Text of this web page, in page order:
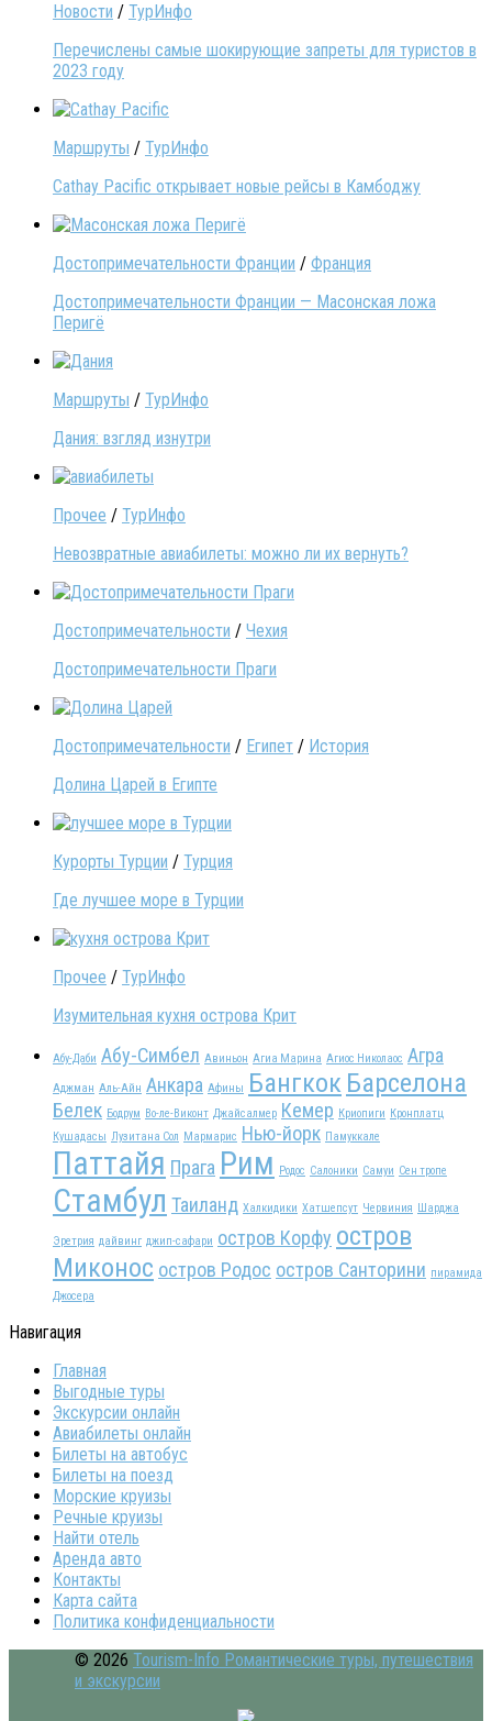
Новости / ТурИнфо
Перечислены самые шокирующие запреты для туристов в
2023 году
Маршруты / ТурИнфо
Cathay Pacific открывает новые рейсы в Камбоджу
Достопримечательности Франции / Франция
Достопримечательности Франции — Масонская ложа
Перигё
Маршруты / ТурИнфо
Дания: взгляд изнутри
Прочее / ТурИнфо
Невозвратные авиабилеты: можно ли их вернуть?
Достопримечательности / Чехия
Достопримечательности Праги
Достопримечательности / Египет / История
Долина Царей в Египте
Курорты Турции / Турция
Где лучшее море в Турции
Прочее / ТурИнфо
Изумительная кухня острова Крит
Абу-Даби Абу-Симбел Авиньон Агиа Марина Агиос Николаос Агра
Аджман Аль-Айн Анкара Афины Бангкок Барселона
Белек Бодрум Во-ле-Виконт Джайсалмер Кемер Криопиги Кронплатц
Кушадасы Лузитана Сол Мармарис Нью-йорк Памуккале
Паттайя Прага Рим Родос Салоники Самуи Сен тропе
Стамбул Таиланд Халкидики Хатшепсут Червиния Шарджа
Эретрия дайвинг джип-сафари остров Корфу остров
Миконос остров Родос остров Санторини пирамида
Джосера
Навигация
Главная
Выгодные туры
Экскурсии онлайн
Авиабилеты онлайн
Билеты на автобус
Билеты на поезд
Морские круизы
Речные круизы
Найти отель
Аренда авто
Контакты
Карта сайта
Политика конфиденциальности
© 2026 Tourism-Info Романтические туры, путешествия
и экскурсии